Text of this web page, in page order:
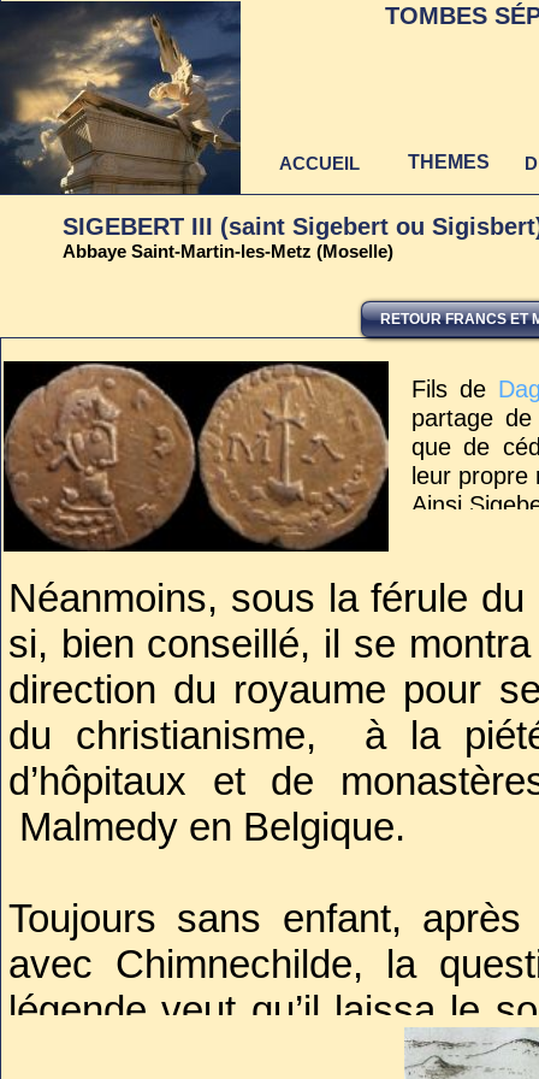
RETOUR FRANCS ET
SIGEBERT III (saint Sigebert ou
Abbaye Saint-Martin-les-Metz (Moselle)
Fils de
partage
que de
leur propre
Ainsi
Néanmoins, sous la férule
si, bien conseillé, il se
direction du royaume pour
du christianisme, à la
d’hôpitaux et de
Malmedy en Belgique.
Toujours sans enfant,
avec Chimnechilde, la
légende veut qu’il laissa le
héritier à la couronne
au 22 juin 2021
TOMBES
ACCUEIL THEMES